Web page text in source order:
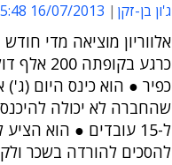
ג'ון בן-זקן 16/07/2013 15:48
אלווריון מוציאה מדי
כרגע
כפיר ● הוא כינס היום (ג')
ל-15 עובדים ● הוא
להסכים להורדה בשכר